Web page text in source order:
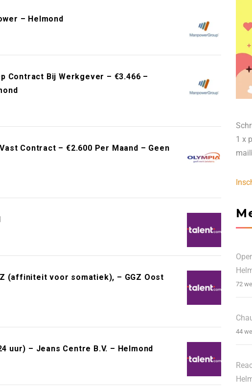
– Helmond
Contract Bij Werkgever – €3.466 –
Contract – €2.600 Per Maand – Geen
(affiniteit voor somatiek), – GGZ Oost
uur) – Jeans Centre B.V. – Helmond
1 x
72
44